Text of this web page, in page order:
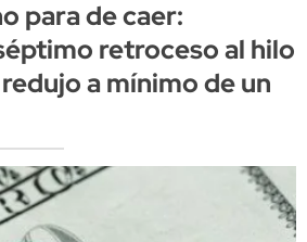
para de caer:
retroceso al hilo
a mínimo de un